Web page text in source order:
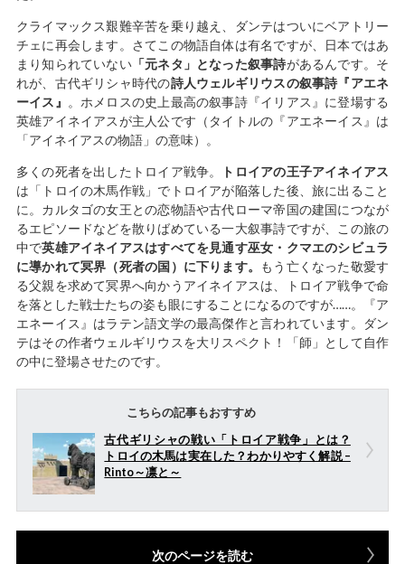
クライマックス艱難辛苦を乗り越え、ダンテはついにベアトリー
チェに再会します。さてこの物語自体は有名ですが、日本ではあ
まり知られていない「元ネタ」となった叙事詩があるんです。そ
れが、古代ギリシャ時代の詩人ウェルギリウスの叙事詩『アエネ
ーイス』 。ホメロスの史上最高の叙事詩『イリアス』に登場する
英雄アイネイアスが主人公です（タイトルの『アエネーイス』は
「アイネイアスの物語」の意味）。
多くの死者を出したトロイア戦争。
トロイアの王子アイネイアス
は「トロイの木馬作戦」でトロイアが陥落した後、旅に出ること
に。カルタゴの女王との恋物語や古代ローマ帝国の建国につなが
るエピソードなどを散りばめている一大叙事詩ですが、この旅の
中で英雄アイネイアスはすべてを見通す巫女・クマエのシビュラ
に導かれて冥界（死者の国）に下ります。
もう亡くなった敬愛す
る父親を求めて冥界へ向かうアイネイアスは、トロイア戦争で命
を落とした戦士たちの姿も眼にすることになるのですが……。『ア
エネーイス』はラテン語文学の最高傑作と言われています。ダン
テはその作者ウェルギリウスを大リスペクト！「師」として自作
の中に登場させたのです。
こちらの記事もおすすめ
古代ギリシャの戦い「トロイア戦争」とは？
トロイの木馬は実在した？わかりやすく解説 –
Rinto～凛と～
次のページを読む